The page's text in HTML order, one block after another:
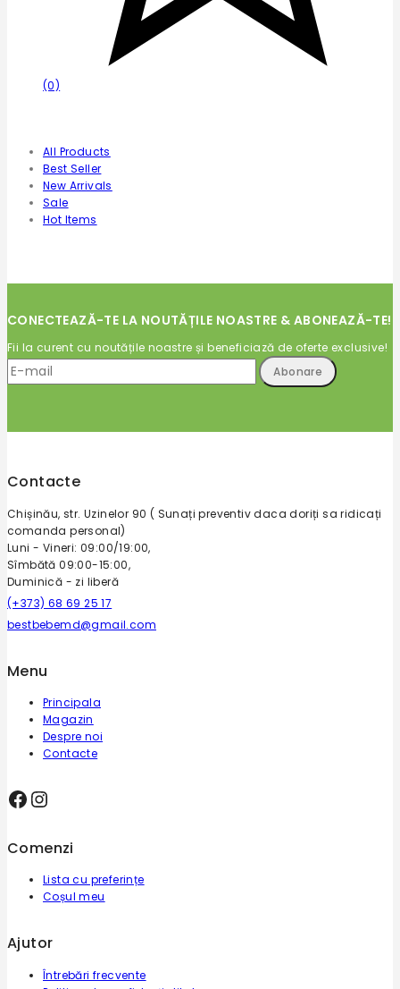
(0)
All Products
Best Seller
New Arrivals
Sale
Hot Items
CONECTEAZĂ-TE LA NOUTĂȚILE NOASTRE & ABONEAZĂ-TE!
Fii la curent cu noutățile noastre și beneficiază de oferte exclusive!
Contacte
Chișinău, str. Uzinelor 90 ( Sunați preventiv daca doriți sa ridicați
comanda personal)
Luni - Vineri: 09:00/19:00,
Sîmbătă 09:00-15:00,
Duminică - zi liberă
(+373) 68 69 25 17
bestbebemd@gmail.com
Menu
Principala
Magazin
Despre noi
Contacte
Comenzi
Lista cu preferințe
Coșul meu
Ajutor
Întrebări frecvente